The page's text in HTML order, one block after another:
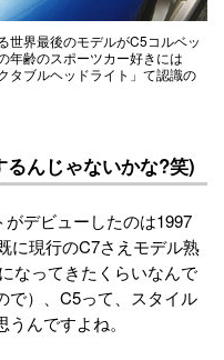
世界最後のモデルがC5コルベッ
年齢のスポーツカー好きには
タブルヘッドライト」て認識の
んじゃないかな?笑)
デビューしたのは1997
に現行のC7さえモデル熟
なってきたくらいなんで
で）、C5って、スタイル
んですよね。